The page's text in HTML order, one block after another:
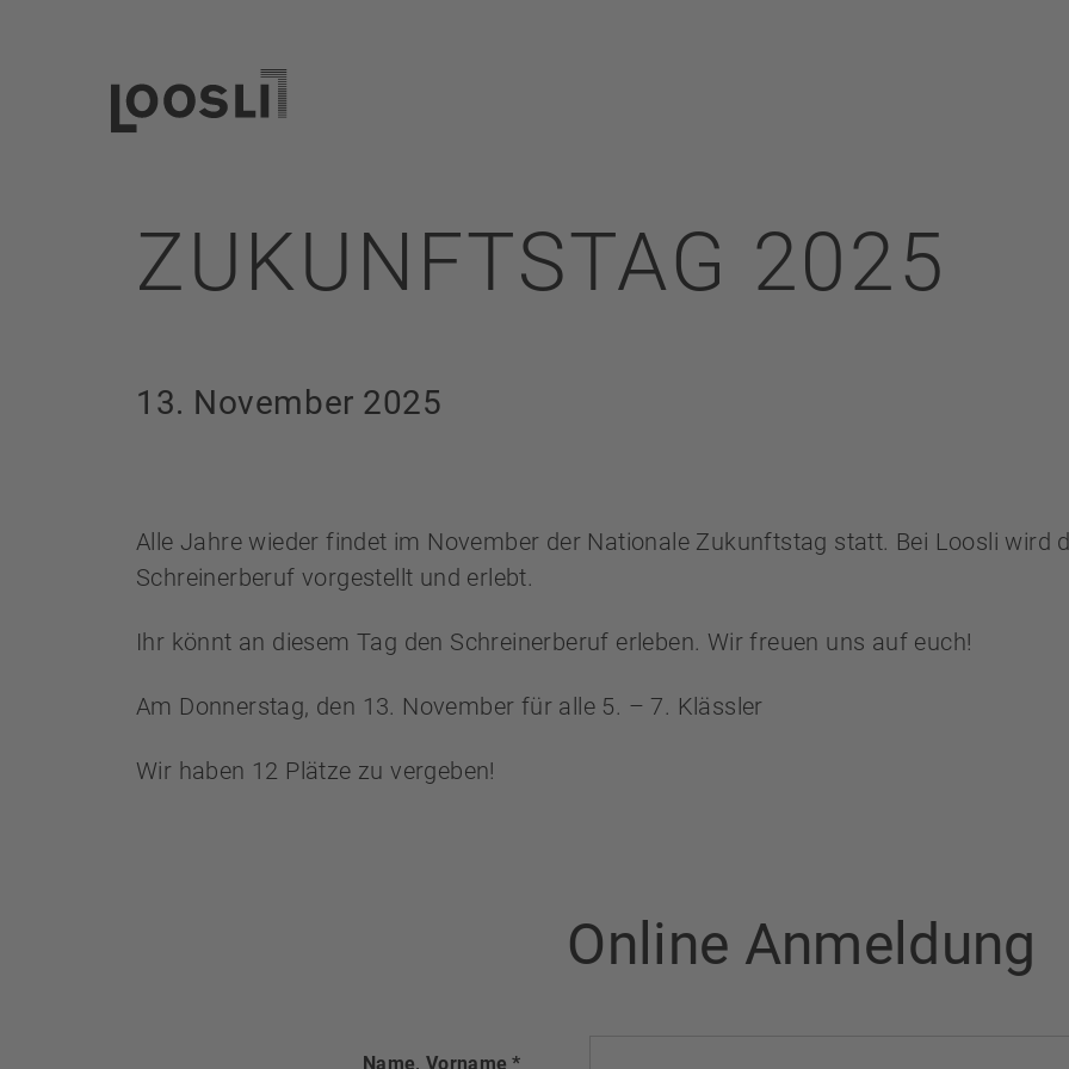
ZUKUNFTSTAG 2025
13. November 2025
Alle Jahre wieder findet im November der Nationale Zukunftstag statt. Bei Loosli wird
Schreinerberuf vorgestellt und erlebt.
Ihr könnt an diesem Tag den Schreinerberuf erleben. Wir freuen uns auf euch!
Am Donnerstag, den 13. November für alle 5. – 7. Klässler
Wir haben 12 Plätze zu vergeben!
Online Anmeldung
Name, Vorname *